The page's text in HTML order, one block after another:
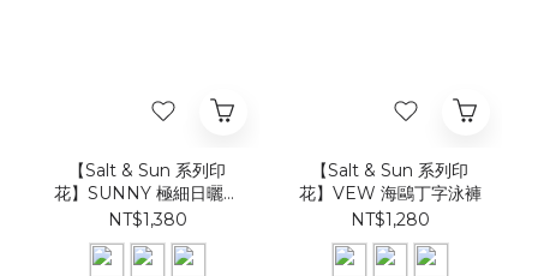
【Salt & Sun 系列印
花】SUNNY 極細日曬丁
字泳褲
NT$1,380
【Salt & Sun 系列印
花】VEW 海鷗丁字泳褲
NT$1,280